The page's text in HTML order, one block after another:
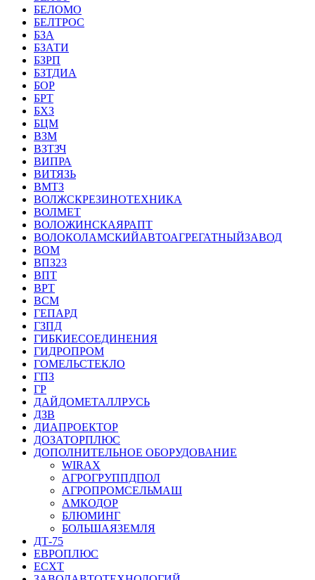
БЕЛОМО
БЕЛТРОС
БЗА
БЗАТИ
БЗРП
БЗТДИА
БОР
БРТ
БХЗ
БЦМ
ВЗМ
ВЗТЗЧ
ВИПРА
ВИТЯЗЬ
ВМТЗ
ВОЛЖСКРЕЗИНОТЕХНИКА
ВОЛМЕТ
ВОЛОЖИНСКАЯРАПТ
ВОЛОКОЛАМСКИЙАВТОАГРЕГАТНЫЙЗАВОД
ВОМ
ВПЗ23
ВПТ
ВРТ
ВСМ
ГЕПАРД
ГЗПД
ГИБКИЕСОЕДИНЕНИЯ
ГИДРОПРОМ
ГОМЕЛЬСТЕКЛО
ГПЗ
ГР
ДАЙДОМЕТАЛЛРУСЬ
ДЗВ
ДИАПРОЕКТОР
ДОЗАТОРПЛЮС
ДОПОЛНИТЕЛЬНОЕ ОБОРУДОВАНИЕ
WIRAX
АГРОГРУППДПОЛ
АГРОПРОМСЕЛЬМАШ
АМКОДОР
БЛЮМИНГ
БОЛЬШАЯЗЕМЛЯ
ДТ-75
ЕВРОПЛЮС
ЕСХТ